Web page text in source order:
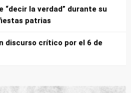
“decir la verdad” durante su
patrias
discurso crítico por el 6 de